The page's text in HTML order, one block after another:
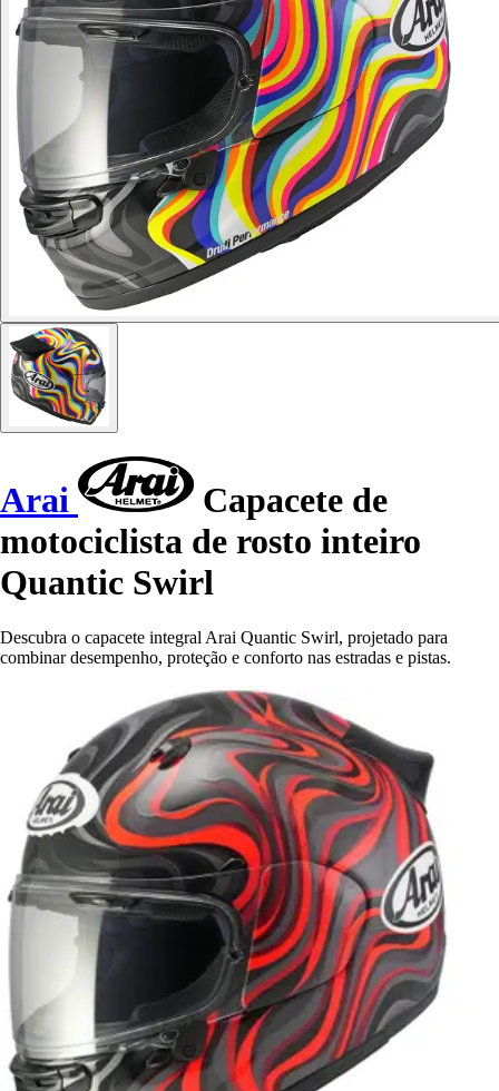
Arai
Capacete de
motociclista de rosto inteiro
Quantic Swirl
Descubra o capacete integral Arai Quantic Swirl, projetado para
combinar desempenho, proteção e conforto nas estradas e pistas.